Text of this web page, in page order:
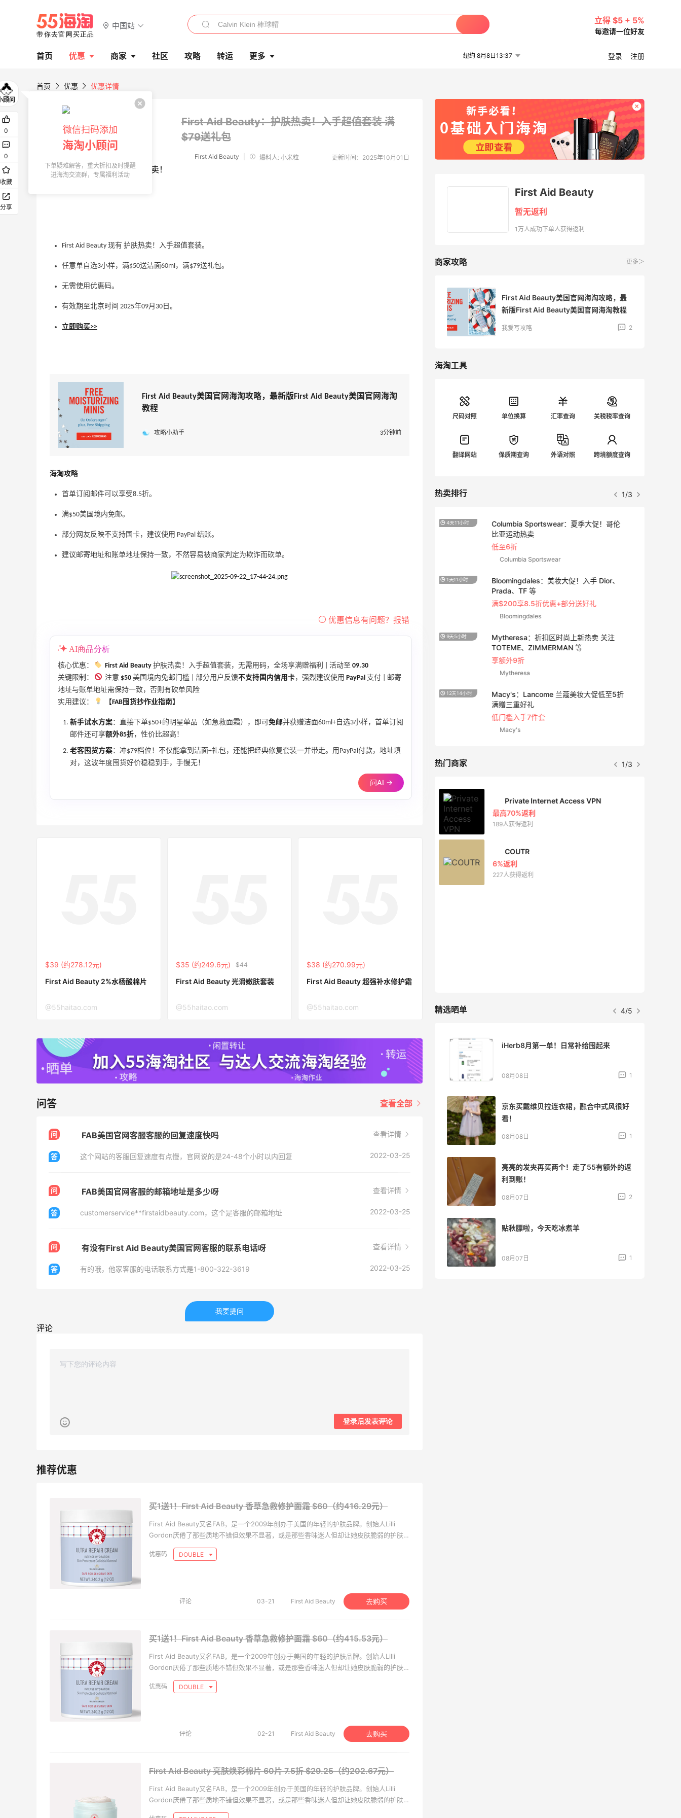
中国站
立得 $5 + 5%
每邀请一位好友
首页 优惠 商家 社区 攻略 转运 更多 纽约 8月8日13:37 登录 注册
首页 优惠 优惠详情
First Aid Beauty：护肤热卖！入手超值套装满
$79送礼包
First Aid Beauty 爆料人: 小米粒 更新时间：2025年10月01日
First Aid Beauty 现有 护肤热卖！入手超值套装。
任意单自选3小样，满$50送洁面60ml，满$79送礼包。
无需使用优惠码。
有效期至北京时间 2025年09月30日。
立即购买>>
First Aid Beauty美国官网海淘攻略，最新版First Aid Beauty美国官网海淘
教程
攻略小助手 3分钟前
海淘攻略
首单订阅邮件可以享受8.5折。
满$50美国境内免邮。
部分网友反映不支持国卡，建议使用 PayPal 结账。
建议邮寄地址和账单地址保持一致，不然容易被商家判定为欺诈而砍单。
AI商品分析
核心优惠： First Aid Beauty 护肤热卖！入手超值套装，无需用码，全场享满赠福利 | 活动至 09.30
关键限制：
注意 $50 美国境内免邮门槛 | 部分用户反馈不支持国内信用卡，强烈建议使用 PayPal 支付 | 邮寄
地址与账单地址需保持一致，否则有砍单风险
实用建议：
【FAB囤货抄作业指南】
新手试水方案：直接下单$50+的明星单品（如急救面霜），即可 免邮并获赠洁面60ml+自选3小样，首单订阅
邮件还可享额外85折，性价比超高！
老客囤货方案：冲$79档位！不仅能拿到洁面+礼包，还能把经典修复套装一并带走。用PayPal付款，地址填
对，这波年度囤货好价稳稳到手，手慢无！
问AI →
$39 (约278.12元)
First Aid Beauty 2%水杨酸棉片
@55haitao.com
$35 (约249.6元) $44
First Aid Beauty 光滑嫩肤套装
@55haitao.com
$38 (约270.99元)
First Aid Beauty 超强补水修护霜
@55haitao.com
问答 查看全部
问 FAB美国官网客服客服的回复速度快吗 查看详情
答 这个网站的客服回复速度有点慢，官网说的是24-48个小时以内回复 2022-03-25
问 FAB美国官网客服的邮箱地址是多少呀 查看详情
答 customerservice**firstaidbeauty.com，这个是客服的邮箱地址 2022-03-25
问 有没有First Aid Beauty美国官网客服的联系电话呀 查看详情
答 有的哦，他家客服的电话联系方式是1-800-322-3619 2022-03-25
我要提问
评论
登录后发表评论
买1送1！First Aid Beauty 香草急救修护面霜$60（约416.29元）
First Aid Beauty又名FAB，是一个2009年创办于美国的年轻的护肤品牌。创始人Lilli
Gordon厌倦了那些质地不错但效果不显著，或是那些香味迷人但却让她皮肤脆弱的护肤
产品，因此决心创办一个具有科技含量，质地奢华但却拥有开价护肤价位优势的护肤品
牌！
DOUBLE
评论 03-21 First Aid Beauty 去购买
买1送1！First Aid Beauty 香草急救修护面霜$60（约415.53元）
First Aid Beauty又名FAB，是一个2009年创办于美国的年轻的护肤品牌。创始人Lilli
Gordon厌倦了那些质地不错但效果不显著，或是那些香味迷人但却让她皮肤脆弱的护肤
产品，因此决心创办一个具有科技含量，质地奢华但却拥有开价护肤价位优势的护肤品
牌！
DOUBLE
评论 02-21 First Aid Beauty 去购买
First Aid Beauty 亮肤焕彩棉片 60片7.5折 $29.25（约202.67元）
First Aid Beauty又名FAB，是一个2009年创办于美国的年轻的护肤品牌。创始人Lilli
Gordon厌倦了那些质地不错但效果不显著，或是那些香味迷人但却让她皮肤脆弱的护肤
产品，因此决心创办一个具有科技含量，质地奢华但却拥有开价护肤价位优势的护肤品
First Aid Beauty
暂无返利
1万人成功下单人获得返利
商家攻略 更多＞
First Aid Beauty美国官网海淘攻略，最
新版First Aid Beauty美国官网海淘教程
我爱写攻略 2
海淘工具
尺码对照 单位换算 汇率查询 关税税率查询
翻译网站 保质期查询 外语对照 跨境额度查询
热卖排行 1/3
史低价2000元不到
Suit Negozi
Macy's：返校季大促 精选童装热卖 部分
1天23小时
iHerb ：88全球好物节！选购日常保健、
健身补剂、护肤洗护等
无门槛7.5折
iHerb
8天14小时
Macy's：美妆精选10日闪促 低至5折+免
邮
关注兰蔻、雅诗兰黛等 每日更新
Macy's
1天11小时
Bloomingdales
9天5小时
Mytheresa：折扣区时尚上新热卖 关注
享额外9折
Mytheresa
低门槛入手7件套
2天17小时
【55专享】Bobbi Brown 美网：美妆礼
遇！满$150立省$50
满赠正装橘子眼霜+精华唇蜜等好礼
Bobbi Brown
1天11小时
Bloomingdales：时尚热卖！入手珑骧、
Tory Burch、拉夫劳伦等
每满$100返$25礼卡
Bloomingdales
6天17小时
Shu Uemura：植村秀彩妆特惠 入热销洁
颜油系列
无门槛7折 会员6.5折
Shu Uemura
5天14小时
Space NK UK：美妆护肤大促！入Lisa
Eldridge、Hourglass、伊索等
新人首单享8折
Space NK UK
热门商家 1/3
ERGO Baby
6%返利
86人获得返利
Private Internet Access VPN
Mac Duggal
最高2%返利
6081人成功下单
Biōkreativ
30%返利
54人获得返利
精选晒单 4/5
高端面霜欧米达钻石面霜购入
08月08日 1
08月08日 1
08月08日 1
京东买戴维贝拉连衣裙，融合中式风很好
为了这家烧烤，我必然还要再去新疆
08月07日 1
又去皮爷喝下午茶了，香蕉布朗尼超好吃
呀
08月07日 2
山缓缓火锅，锅底够味，牛肉实在
08月07日 2
可莎蜜儿的恰巴塔，味道有点怪怪的
08月07日 2
0
0
收藏
分享
微信扫码添加
海淘小顾问
下单疑难解答，重大折扣及时提醒
进海淘交流群，专属福利活动